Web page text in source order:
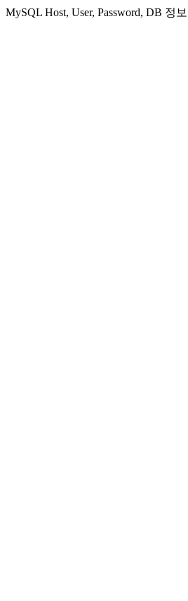
MySQL Host, User, Password, DB 정